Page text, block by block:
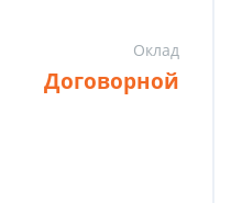
Оклад
Договорной